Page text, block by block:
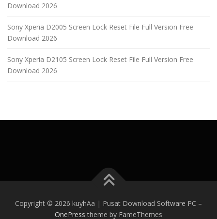
Download 2026
Sony Xperia D2005 Screen Lock Reset File Full Version Free
Download 2026
Sony Xperia D2105 Screen Lock Reset File Full Version Free
Download 2026
Copyright © 2026 kuyhAa | Pusat Download Software PC –
OnePress theme by FameThemes